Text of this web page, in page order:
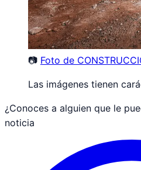
📷 Foto de
Las imágenes tienen
¿Conoces a alguien que le
noticia